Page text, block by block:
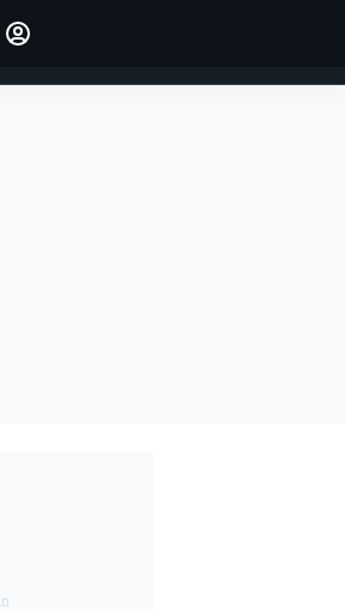
INICIAR SESIÓN